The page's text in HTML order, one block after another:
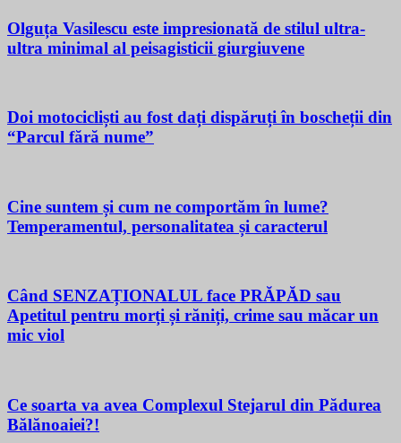
Olguța Vasilescu este impresionată de stilul ultra-
ultra minimal al peisagisticii giurgiuvene
Doi motocicliști au fost dați dispăruți în boscheții din
“Parcul fără nume”
Cine suntem și cum ne comportăm în lume?
Temperamentul, personalitatea și caracterul
Când SENZAȚIONALUL face PRĂPĂD sau
Apetitul pentru morți și răniți, crime sau măcar un
mic viol
Ce soarta va avea Complexul Stejarul din Pădurea
Bălănoaiei?!